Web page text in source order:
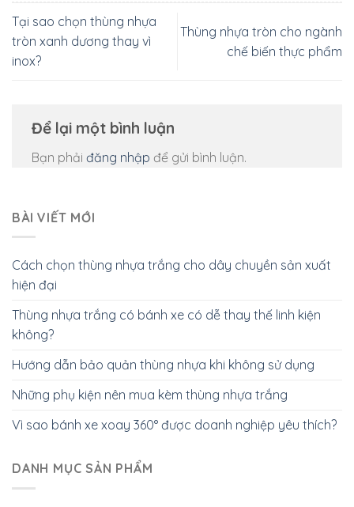
Tại sao chọn thùng nhựa
tròn xanh dương thay vì
inox?
Thùng nhựa tròn cho ngành
chế biến thực phẩm
Để lại một bình luận
Bạn phải đăng nhập để gửi bình luận.
BÀI VIẾT MỚI
Cách chọn thùng nhựa trắng cho dây chuyền sản xuất
hiện đại
Thùng nhựa trắng có bánh xe có dễ thay thế linh kiện
không?
Hướng dẫn bảo quản thùng nhựa khi không sử dụng
Những phụ kiện nên mua kèm thùng nhựa trắng
Vì sao bánh xe xoay 360° được doanh nghiệp yêu thích?
DANH MỤC SẢN PHẨM